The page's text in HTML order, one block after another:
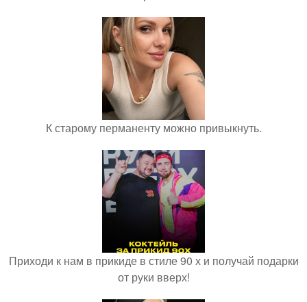
К старому перманенту можно привыкнуть.
Приходи к нам в прикиде в стиле 90 х и получай подарки
от руки вверх!